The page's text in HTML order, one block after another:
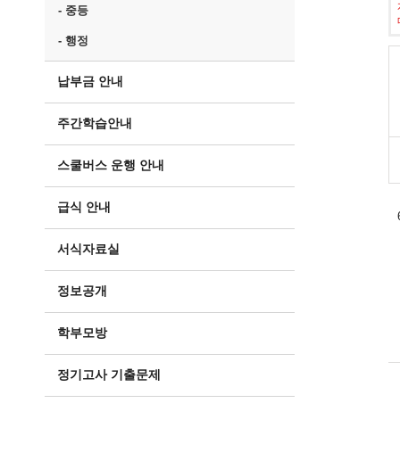
- 중등
- 행정
납부금 안내
주간학습안내
스쿨버스 운행 안내
급식 안내
서식자료실
정보공개
학부모방
정기고사 기출문제